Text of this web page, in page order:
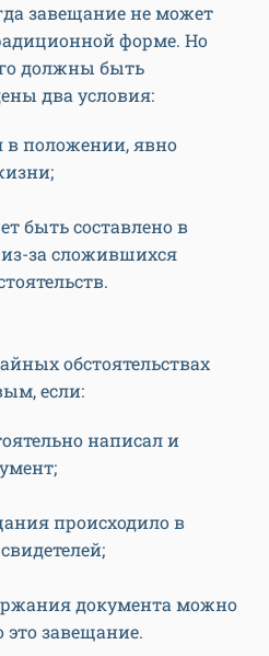
завещание не может
форме. Но
должны быть
два условия:
в положении, явно
быть составлено в
за сложившихся
обстоятельствах
если:
написал и
происходило в
документа можно
это завещание.